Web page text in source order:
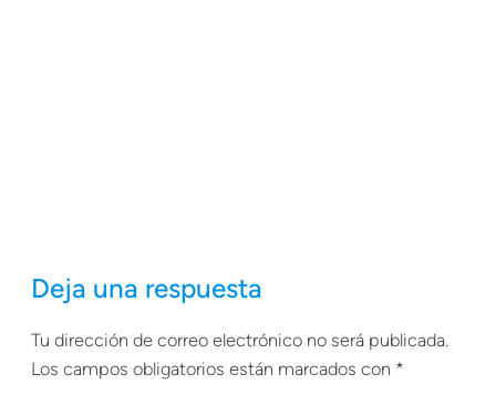
Deja una respuesta
Tu dirección de correo electrónico no será publicada.
Los campos obligatorios están marcados con *